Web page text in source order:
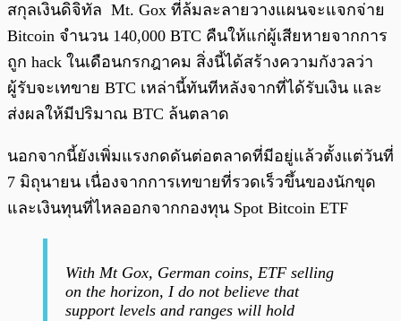
สกุลเงินดิจิทัล Mt. Gox ที่ล้มละลายวางแผนจะแจกจ่าย
Bitcoin จำนวน 140,000 BTC คืนให้แก่ผู้เสียหายจากการ
ถูก hack ในเดือนกรกฎาคม สิ่งนี้ได้สร้างความกังวลว่า
ผู้รับจะเทขาย BTC เหล่านี้ทันทีหลังจากที่ได้รับเงิน และ
ส่งผลให้มีปริมาณ BTC ล้นตลาด
นอกจากนี้ยังเพิ่มแรงกดดันต่อตลาดที่มีอยู่แล้วตั้งแต่วันที่
7 มิถุนายน เนื่องจากการเทขายที่รวดเร็วขึ้นของนักขุด
และเงินทุนที่ไหลออกจากกองทุน Spot Bitcoin ETF
With Mt Gox, German coins, ETF selling
on the horizon, I do not believe that
support levels and ranges will hold